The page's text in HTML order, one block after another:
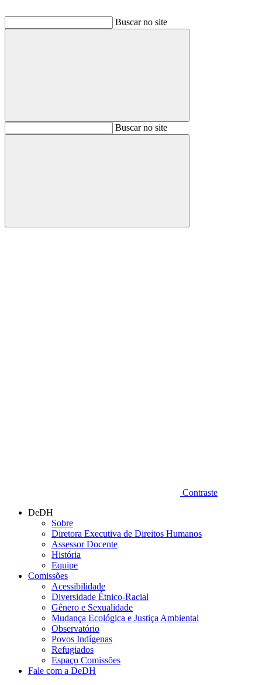
Buscar no site
BuscarBuscar no site
Buscar
Contraste
DeDH
Sobre
Diretora Executiva de Direitos Humanos
Assessor Docente
História
Equipe
Comissões
Acessibilidade
Diversidade Étnico-Racial
Gênero e Sexualidade
Mudança Ecológica e Justiça Ambiental
Observatório
Povos Indígenas
Refugiados
Espaço Comissões
Fale com a DeDH